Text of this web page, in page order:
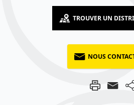
TROUVER UN
NOUS